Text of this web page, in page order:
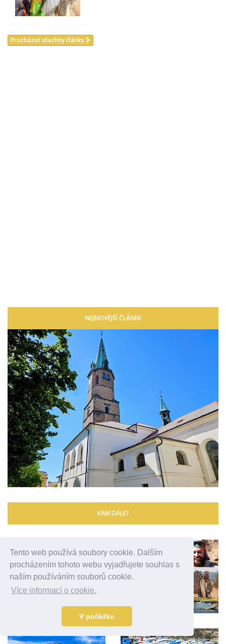
Tento web používá soubory cookie. Dalším
procházením tohoto webu vyjadřujete souhlas s
naším používáním souborů cookie.
Více informací o cookie.
V pořádku
Procházet všechny články
NEJNOVĚJŠÍ ČLÁNEK
KAM DÁLE?